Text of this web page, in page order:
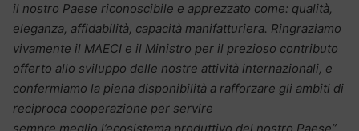
il nostro Paese riconoscibile e apprezzato come: qualità,
eleganza, affidabilità, capacità manifatturiera. Ringraziamo
vivamente il MAECI e il Ministro per il prezioso contributo
offerto allo sviluppo delle nostre attività internazionali, e
confermiamo la piena disponibilità a rafforzare gli ambiti di
reciproca cooperazione per servire